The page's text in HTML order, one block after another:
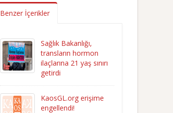
Benzer İçerikler
Sağlık Bakanlığı,
transların hormon
ilaçlarına 21 yaş sınırı
getirdi
KaosGL.org erişime
engellendi!